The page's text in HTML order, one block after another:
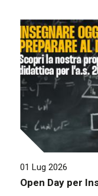
01 Lug 2026
Open Day per